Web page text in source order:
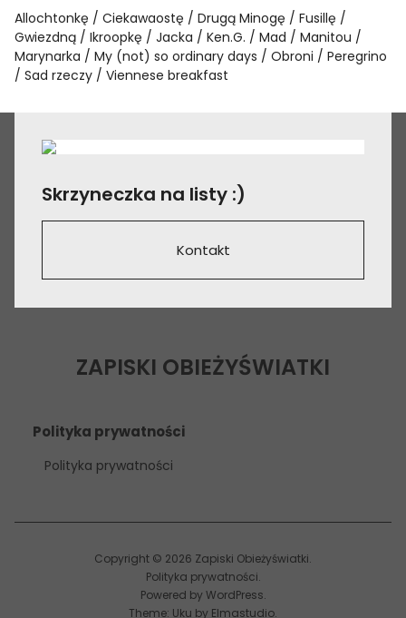
Allochtonkę Ciekawaostę Drugą Minogę
Fusillę
Gwiezdną
Ikroopkę Jacka Ken.G. Mad
Manitou
Marynarka
My (not) so ordinary days Obroni
Peregrino
Sad rzeczy
Viennese breakfast
Skrzyneczka na listy :)
Kontakt
ZAPISKI OBIEŻYŚWIATKI
Polityka prywatności
Polityka prywatności
Copyright © 2026 Zapiski Obieżyświatki
Polityka prywatności
Powered by WordPress
Theme: Uku by Elmastudio